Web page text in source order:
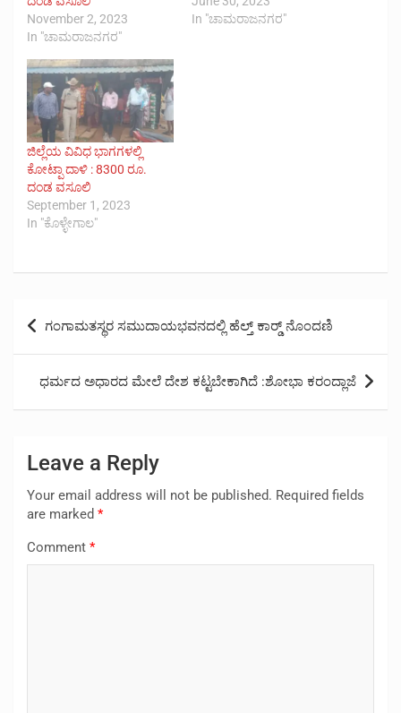
November 2, 2023
In "ಚಾಮರಾಜನಗರ"
In "ಚಾಮರಾಜನಗರ"
ಜಿಲ್ಲೆಯ ವಿವಿಧ ಭಾಗಗಳಲ್ಲಿ
ಕೋಟ್ಪಾ ದಾಳಿ : 8300 ರೂ.
ದಂಡ ವಸೂಲಿ
September 1, 2023
In "ಕೊಳ್ಳೇಗಾಲ"
Post
navigation
ಗಂಗಾಮತಸ್ಥರ ಸಮುದಾಯಭವನದಲ್ಲಿ ಹೆಲ್ತ್ ಕಾರ್ಡ್‍ ನೊಂದಣಿ
ಧರ್ಮದ ಅಧಾರದ ಮೇಲೆ ದೇಶ ಕಟ್ಟಬೇಕಾಗಿದೆ :ಶೋಭಾ ಕರಂದ್ಲಾಜೆ
Leave a Reply
Your email address will not be published. Required fields
are marked *
Comment *